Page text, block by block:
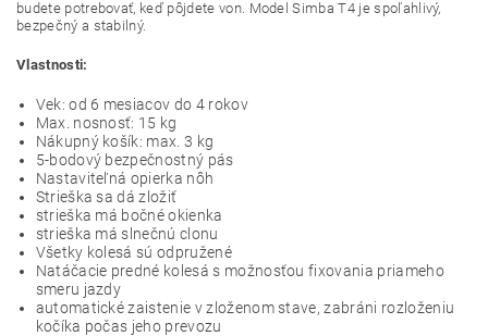
budete potrebovať, keď pôjdete von. Model Simba T4 je spoľahlivý,
bezpečný a stabilný.
Vlastnosti:
Vek: od 6 mesiacov do 4 rokov
Max. nosnosť: 15 kg
Nákupný košík: max. 3 kg
5-bodový bezpečnostný pás
Nastaviteľná opierka nôh
Strieška sa dá zložiť
strieška má bočné okienka
strieška má slnečnú clonu
Všetky kolesá sú odpružené
Natáčacie predné kolesá s možnosťou fixovania priameho
smeru jazdy
automatické zaistenie v zloženom stave, zabráni rozloženiu
kočíka počas jeho prevozu